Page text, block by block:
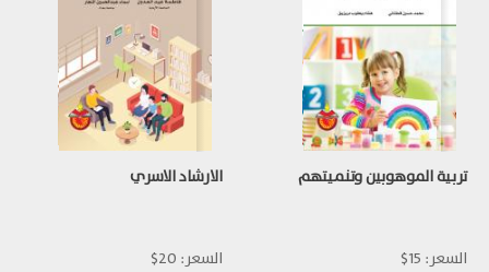
تربية الموهوبين وتنميتهم
السعر: 15$
الارشاد الاسري
السعر: 20$